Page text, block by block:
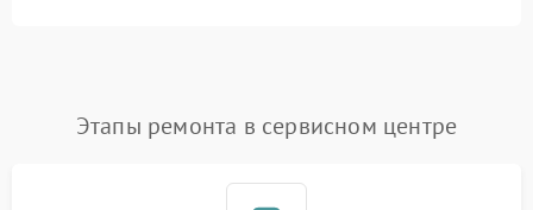
Этапы ремонта в сервисном центре